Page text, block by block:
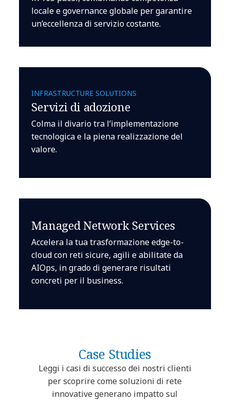
locale e governance globale per garantire
un’eccellenza di servizio costante.
INFRASTRUCTURE SOLUTIONS
Servizi di adozione
Colma il divario tra l’implementazione
tecnologica e la piena realizzazione del
valore.
Managed Network Services
Accelera la tua trasformazione edge-to-
cloud con reti sicure, agili e abilitate da
AIOps, in grado di generare risultati
concreti per il business.
Case Studies
Leggi i casi di successo dei nostri clienti
per scoprire come soluzioni di rete
innovative generano impatto sul